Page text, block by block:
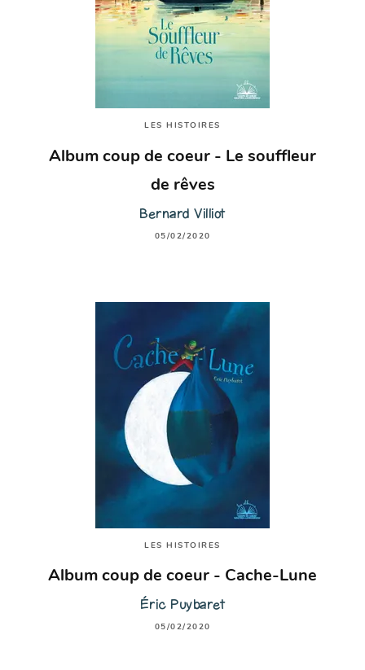
LES HISTOIRES
Album coup de coeur - Le souffleur
de rêves
Bernard Villiot
05/02/2020
LES HISTOIRES
Album coup de coeur - Cache-Lune
Éric Puybaret
05/02/2020